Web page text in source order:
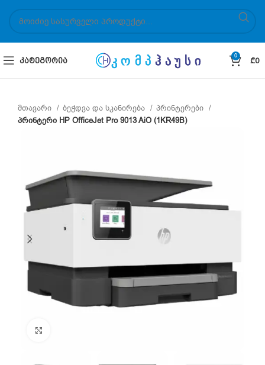
ᲙᲐᲢᲔᲒᲝᲠᲘᲐ
0
₾0
მთავარი ბეჭდვა და სკანირება
პრინტერები
პრინტერი HP OfficeJet Pro 9013 AiO (1KR49B)